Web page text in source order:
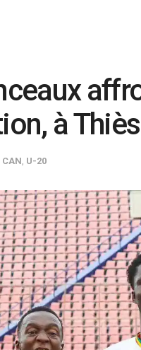
à Thiès
CAN U-20